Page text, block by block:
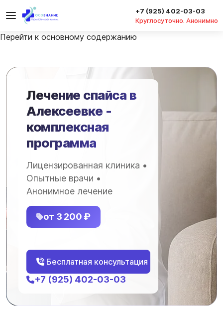
Перейти к основному содержанию
+7 (925) 402-03-03
Круглосуточно. Анонимно
Лечение спайса в
Алексеевке -
комплексная
программа
Лицензированная клиника •
Опытные врачи •
Анонимное лечение
от 3 200 ₽
Бесплатная консультация
+7 (925) 402-03-03